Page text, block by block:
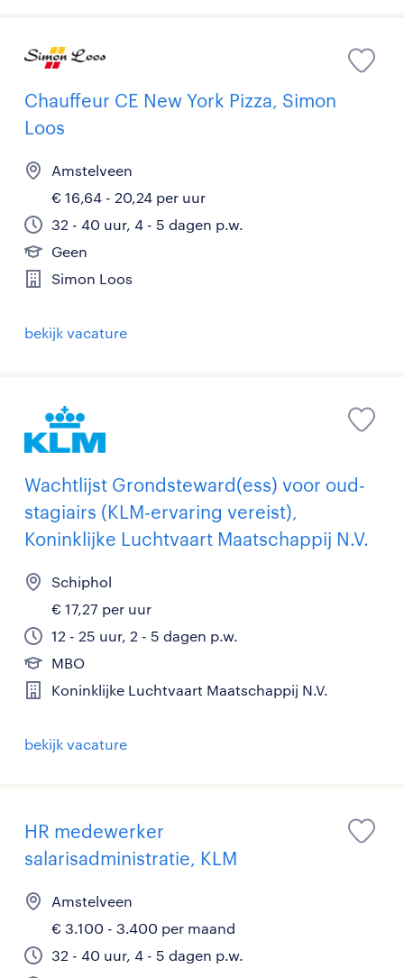
Chauffeur CE New York Pizza, Simon
Loos
Amstelveen
€ 16,64 - 20,24 per uur
32 - 40 uur, 4 - 5 dagen p.w.
Geen
Simon Loos
bekijk vacature
Wachtlijst Grondsteward(ess) voor oud-
stagiairs (KLM-ervaring vereist),
Koninklijke Luchtvaart Maatschappij N.V.
Schiphol
€ 17,27 per uur
12 - 25 uur, 2 - 5 dagen p.w.
MBO
Koninklijke Luchtvaart Maatschappij N.V.
bekijk vacature
HR medewerker
salarisadministratie, KLM
Amstelveen
€ 3.100 - 3.400 per maand
32 - 40 uur, 4 - 5 dagen p.w.